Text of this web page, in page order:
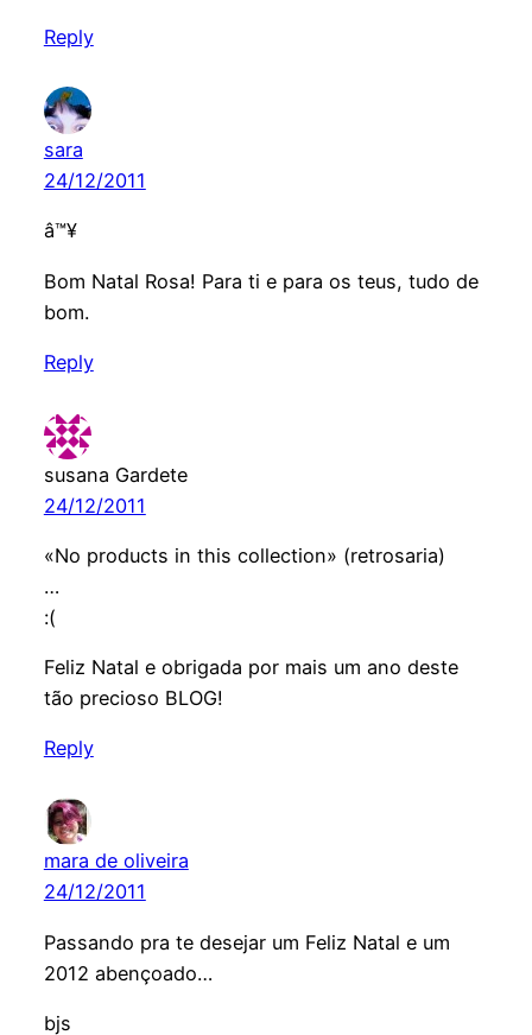
Reply
sara
24/12/2011
â™¥
Bom Natal Rosa! Para ti e para os teus, tudo de
bom.
Reply
susana Gardete
24/12/2011
«No products in this collection» (retrosaria)
…
:(
Feliz Natal e obrigada por mais um ano deste
tão precioso BLOG!
Reply
mara de oliveira
24/12/2011
Passando pra te desejar um Feliz Natal e um
2012 abençoado…
bjs